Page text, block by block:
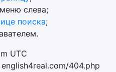
слева;
поиска;
UTC
404.php